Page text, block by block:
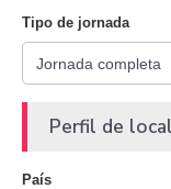
Tipo de jornada
Perfil de
País